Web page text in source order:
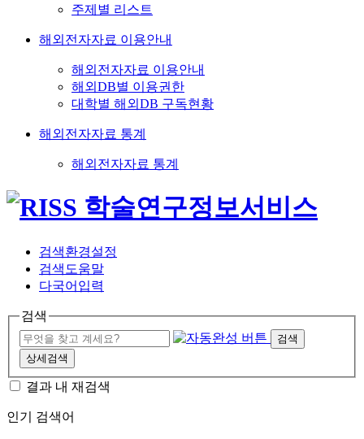
주제별 리스트
해외전자자료 이용안내
해외전자자료 이용안내
해외DB별 이용권한
대학별 해외DB 구독현황
해외전자자료 통계
해외전자자료 통계
검색환경설정
검색도움말
다국어입력
검색
검색
상세검색
결과 내 재검색
인기 검색어